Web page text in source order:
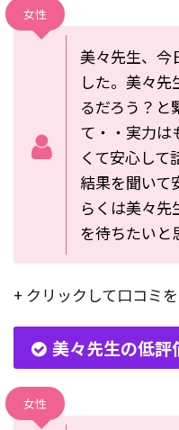
女性
美々先生、今
した。美々
るだろう？と
て・・実力は
くて安心して
結果を聞いて
らくは美々先
を待ちたいと
+ クリックして口コミ
美々先生の低評
女性